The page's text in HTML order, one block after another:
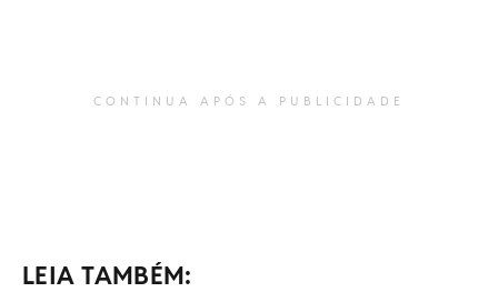
CONTINUA APÓS A PUBLICIDADE
LEIA TAMBÉM: